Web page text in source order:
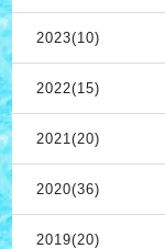
2023(10)
2022(15)
2021(20)
2020(36)
2019(20)